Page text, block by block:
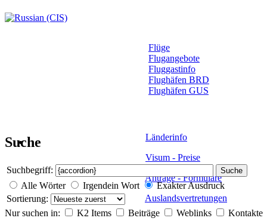
Flüge
Flugangebote
Fluggastinfo
Flughäfen BRD
Flughäfen GUS
Länderinfo
Visum - Preise
Anträge - Formulare
Auslandsvertretungen
Suche
Suchbegriff: Suche
Alle Wörter Irgendein Wort
Exakter Ausdruck
Sortierung:
Nur suchen in:
K2 Items Beiträge Weblinks Kontakte